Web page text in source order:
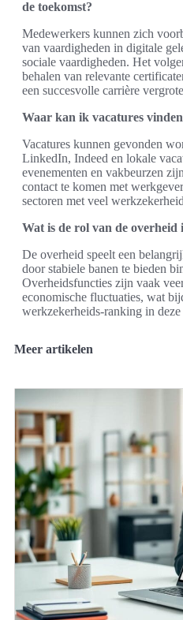
de toekomst?
Medewerkers kunnen zich
van vaardigheden in digitale
sociale vaardigheden. Het
behalen van relevante
een succesvolle carrière
Waar kan ik vacatures
Vacatures kunnen gevonden
LinkedIn, Indeed en lokale
evenementen en vakbeurzen
contact te komen met
sectoren met veel
Wat is de rol van de overheid
De overheid speelt een
door stabiele banen te bieden
Overheidsfuncties zijn vaak
economische fluctuaties, wat
werkzekerheids-ranking in deze
Meer artikelen